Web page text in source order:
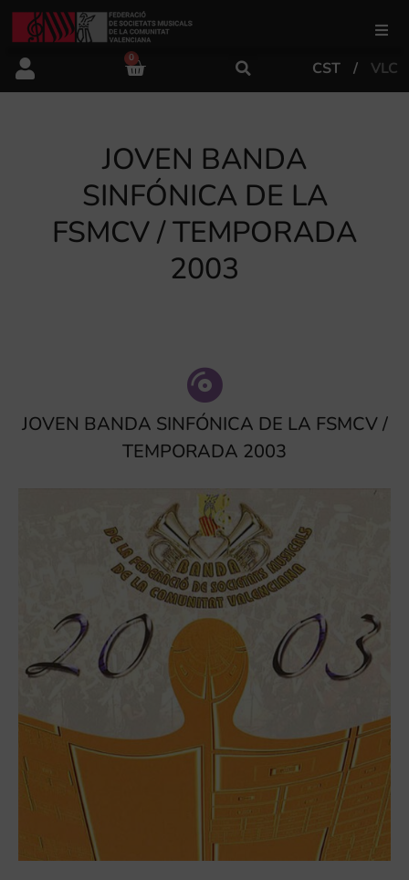
FSMCV
Área educativa
0
CST VLC
JOVEN BANDA
SINFÓNICA DE LA
FSMCV / TEMPORADA
2003
JOVEN BANDA SINFÓNICA DE LA FSMCV /
TEMPORADA 2003